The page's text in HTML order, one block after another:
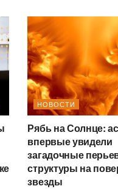
НОВОСТИ
Рябь на Солнце:
впервые увидели
загадочные
структуры на
звезды